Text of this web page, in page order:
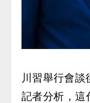
川習舉行會
記者分析，這